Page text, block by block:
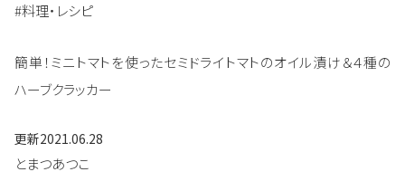
#料理・レシピ
簡単！ミニトマトを使ったセミドライトマトのオイル漬け＆４種の
ハーブクラッカー
更新2021.06.28
とまつあつこ